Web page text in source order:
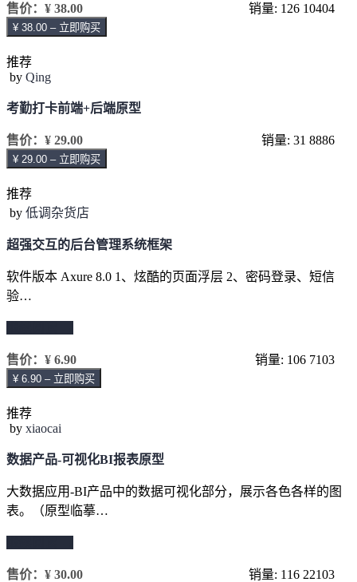
售价： ¥ 38.00 销量: 126 10404
¥ 38.00 – 立即购买
推荐
by Qing
考勤打卡前端+后端原型
售价： ¥ 29.00 销量: 31 8886
¥ 29.00 – 立即购买
推荐
by 低调杂货店
超强交互的后台管理系统框架
软件版本 Axure 8.0 1、炫酷的页面浮层 2、密码登录、短信
验…
售价： ¥ 6.90 销量: 106 7103
¥ 6.90 – 立即购买
推荐
by xiaocai
数据产品-可视化BI报表原型
大数据应用-BI产品中的数据可视化部分，展示各色各样的图
表。（原型临摹…
售价： ¥ 30.00 销量: 116 22103